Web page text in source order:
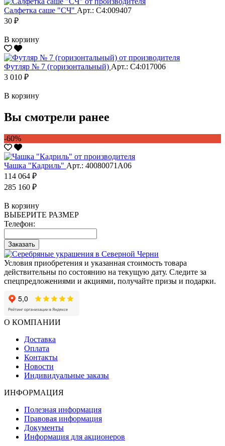
Салфетка саше "CЧ" Арт.: С4:009407
30 ₽
В корзину
Футляр № 7 (горизонтальный) Арт.: С4:017006
3 010 ₽
В корзину
Вы смотрели ранее
-60%
Чашка "Кадриль" Арт.: 40080071А06
114 064 ₽
285 160 ₽
В корзину
ВЫБЕРИТЕ РАЗМЕР
Телефон:
Заказать
Условия приобретения и указанная стоимость товара
действительны по состоянию на текущую дату. Следите за
спецпредложениями и акциями, получайте призы и подарки.
О КОМПАНИИ
Доставка
Оплата
Контакты
Новости
Индивидуальные заказы
ИНФОРМАЦИЯ
Полезная информация
Правовая информация
Документы
Информация для акционеров